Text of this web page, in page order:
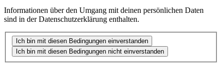
Informationen über den Umgang mit deinen persönlichen Daten
sind in der Datenschutzerklärung enthalten.